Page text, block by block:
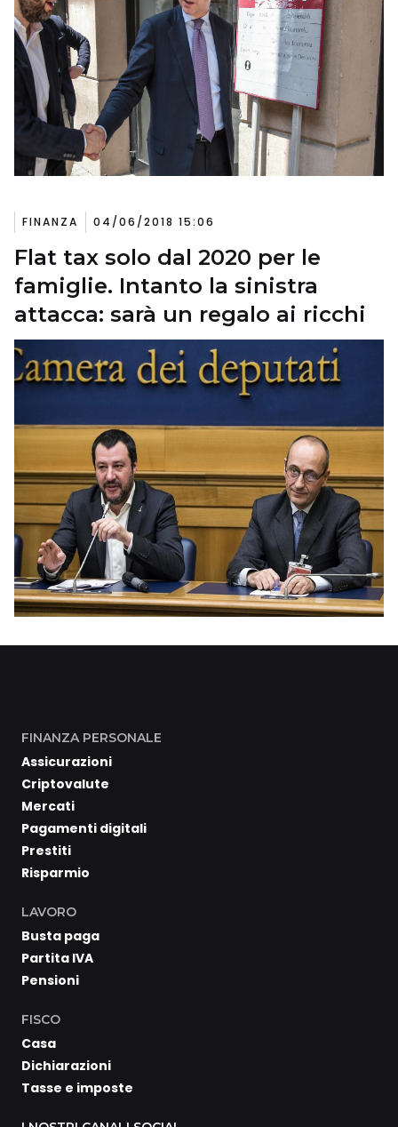
FINANZA 04/06/2018 15:06
Flat tax solo dal 2020 per le
famiglie. Intanto la sinistra
attacca: sarà un regalo ai ricchi
FINANZA PERSONALE
Assicurazioni
Criptovalute
Mercati
Pagamenti digitali
Prestiti
Risparmio
LAVORO
Busta paga
Partita IVA
Pensioni
FISCO
Casa
Dichiarazioni
Tasse e imposte